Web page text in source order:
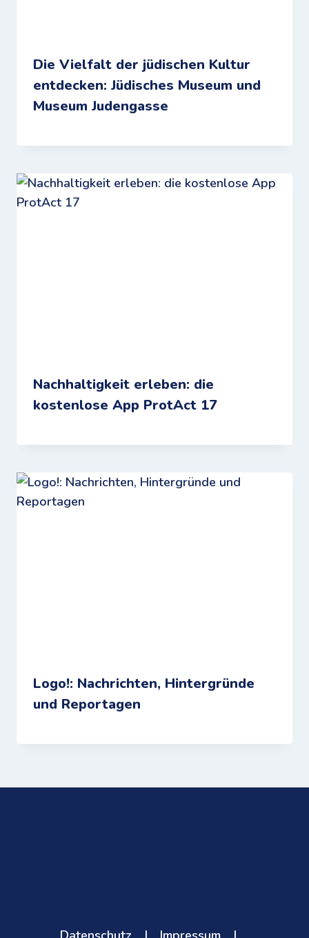
Die Vielfalt der jüdischen Kultur
entdecken: Jüdisches Museum und
Museum Judengasse
Nachhaltigkeit erleben: die
kostenlose App ProtAct 17
Logo!: Nachrichten, Hintergründe
und Reportagen